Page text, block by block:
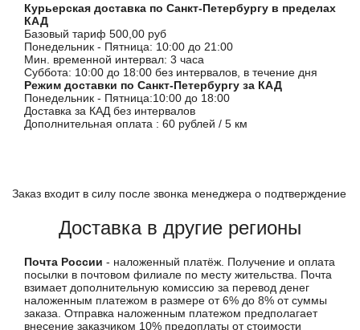
Курьерская доставка по Санкт-Петербургу в пределах
КАД
Базовый тариф 500,00 руб
Понедельник - Пятница: 10:00 до 21:00
Мин. временной интервал: 3 часа
Суббота: 10:00 до 18:00 без интервалов, в течение дня
Режим доставки по Санкт-Петербургу за КАД
Понедельник - Пятница:10:00 до 18:00
Доставка за КАД без интервалов
Дополнительная оплата : 60 рублей / 5 км
Заказ входит в силу после звонка менеджера о подтверждение
Доставка в другие регионы
Почта России - наложенный платёж. Получение и оплата
посылки в почтовом филиале по месту жительства. Почта
взимает дополнительную комиссию за перевод денег
наложенным платежом в размере от 6% до 8% от суммы
заказа. Отправка наложенным платежом предполагает
внесение заказчиком 10% предоплаты от стоимости